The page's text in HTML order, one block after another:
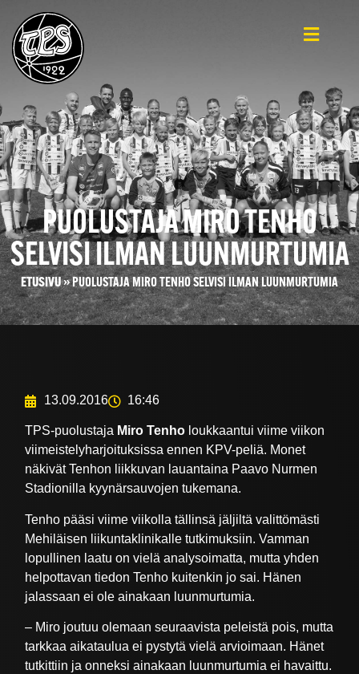
PUOLUSTAJA MIRO TENHO
SELVISI ILMAN LUUNMURTUMIA
ETUSIVU»PUOLUSTAJA MIRO TENHO SELVISI ILMAN LUUNMURTUMIA
13.09.2016 16:46
TPS-puolustaja Miro Tenho loukkaantui viime viikon
viimeistelyharjoituksissa ennen KPV-peliä. Monet
näkivät Tenhon liikkuvan lauantaina Paavo Nurmen
Stadionilla kyynärsauvojen tukemana.
Tenho pääsi viime viikolla tällinsä jäljiltä valittömästi
Mehiläisen liikuntaklinikalle tutkimuksiin. Vamman
lopullinen laatu on vielä analysoimatta, mutta yhden
helpottavan tiedon Tenho kuitenkin jo sai. Hänen
jalassaan ei ole ainakaan luunmurtumia.
– Miro joutuu olemaan seuraavista peleistä pois, mutta
tarkkaa aikataulua ei pystytä vielä arvioimaan. Hänet
tutkittiin ja onneksi ainakaan luunmurtumia ei havaittu.